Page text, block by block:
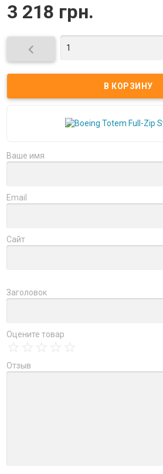
3 218 грн.

Ваше имя
Email
Сайт
Заголовок
Оцените товар
Отзыв